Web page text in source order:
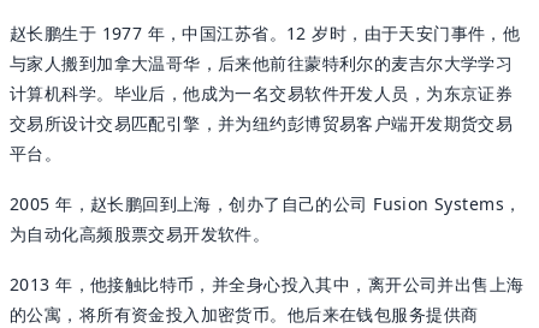
赵长鹏生于 1977 年，中国江苏省。12 岁时，由于天安门事件，他
与家人搬到加拿大温哥华，后来他前往蒙特利尔的麦吉尔大学学习
计算机科学。毕业后，他成为一名交易软件开发人员，为东京证券
交易所设计交易匹配引擎，并为纽约彭博贸易客户端开发期货交易
平台。
2005 年，赵长鹏回到上海，创办了自己的公司 Fusion Systems，
为自动化高频股票交易开发软件。
2013 年，他接触比特币，并全身心投入其中，离开公司并出售上海
的公寓，将所有资金投入加密货币。他后来在钱包服务提供商